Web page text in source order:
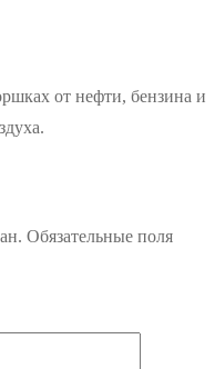
от нефти, бензина и
Обязательные поля